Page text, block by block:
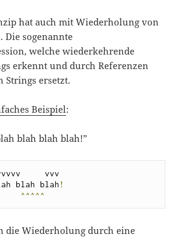
hat auch mit Wiederholung von
Die sogenannte
welche wiederkehrende
erkennt und durch Referenzen
Strings ersetzt.
Beispiel:
blah blah blah!”
blah blah!
^^^^^
die Wiederholung durch eine